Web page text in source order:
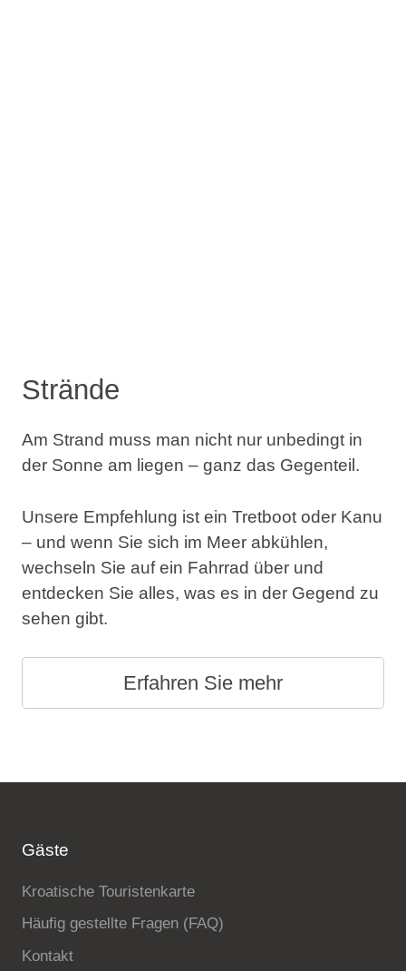
Strände
Am Strand muss man nicht nur unbedingt in
der Sonne am liegen – ganz das Gegenteil.
Unsere Empfehlung ist ein Tretboot oder Kanu
– und wenn Sie sich im Meer abkühlen,
wechseln Sie auf ein Fahrrad über und
entdecken Sie alles, was es in der Gegend zu
sehen gibt.
Erfahren Sie mehr
Gäste
Kroatische Touristenkarte
Häufig gestellte Fragen (FAQ)
Kontakt